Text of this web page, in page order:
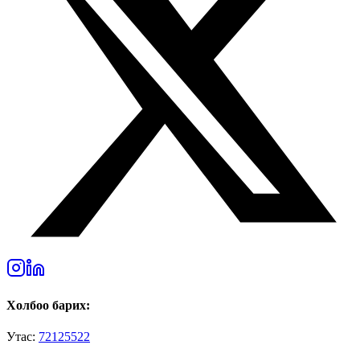
Холбоо барих:
Утас: 72125522